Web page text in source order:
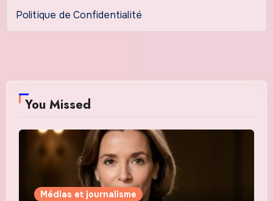
Politique de Confidentialité
You Missed
Médias et journalisme